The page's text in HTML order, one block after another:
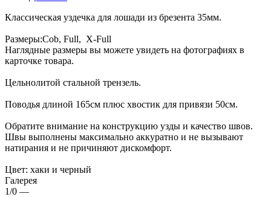
Классическая уздечка для лошади из брезента 35мм.
Размеры:Cob, Full, X-Full
Наглядные размеры вы можете увидеть на фотографиях в
карточке товара.
Цельнолитой стальной трензель.
Поводья длиной 165см плюс хвостик для привязи 50см.
Обратите внимание на конструкцию узды и качество швов.
Швы выполнены максимально аккуратно и не вызывают
натирания и не причиняют дискомфорт.
Цвет: хаки и черный
Галерея
1/0 —